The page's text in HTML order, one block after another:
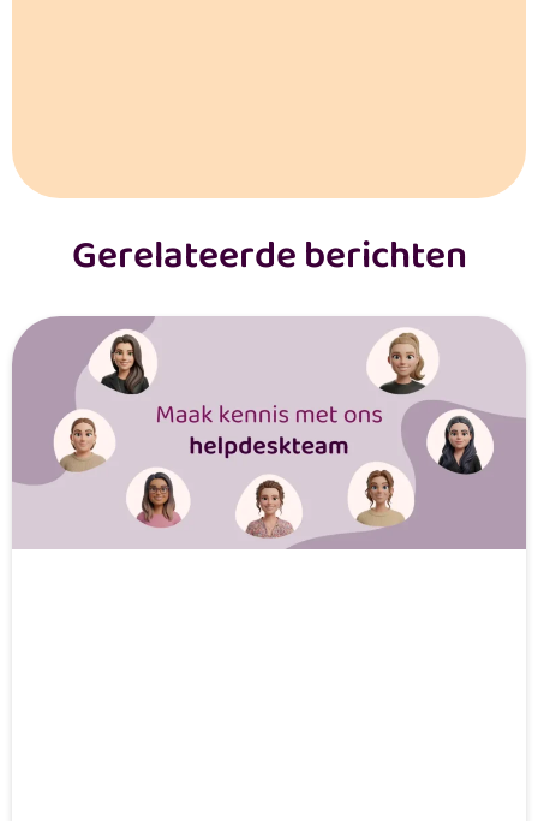
Gerelateerde berichten